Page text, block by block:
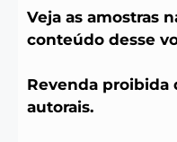
Veja as amostras
conteúdo desse
Revenda proibida
autorais.